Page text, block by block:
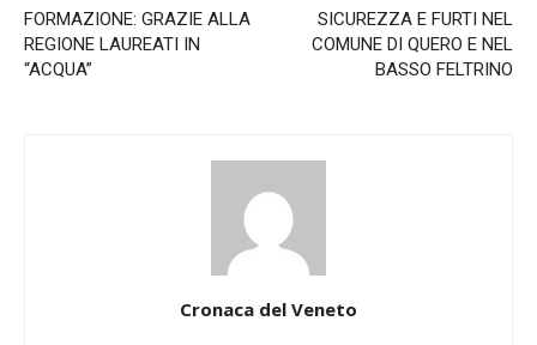
FORMAZIONE: GRAZIE ALLA
REGIONE LAUREATI IN
“ACQUA”
SICUREZZA E FURTI NEL
COMUNE DI QUERO E NEL
BASSO FELTRINO
Cronaca del Veneto